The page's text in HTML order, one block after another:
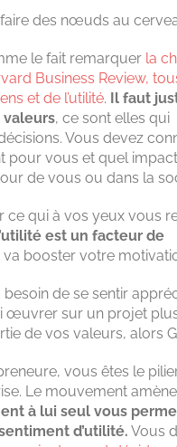
des nœuds au
le fait remarquer la
Business Review,
et de l’utilité. Il faut
valeurs, ce sont elles qui
Vous devez
pour vous et quel
de vous ou dans la
ce qui à vos yeux vous
est un facteur de
va booster votre
de se sentir
œuvrer sur un projet
de vos valeurs, alors
vous êtes le
Le mouvement amène
à lui seul vous
d’utilité. Vous